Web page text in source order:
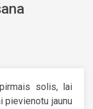
solis, lai
pievienotu jaunu